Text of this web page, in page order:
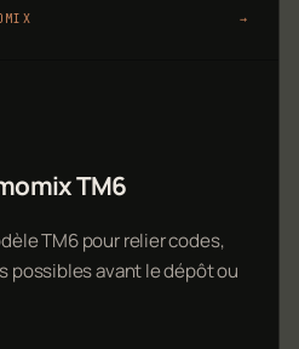
→
TM6
TM6 pour relier codes,
possibles avant le dépôt ou